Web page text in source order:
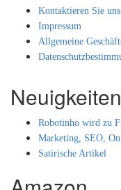
Kontaktieren Sie uns
Impressum
Allgemeine
Neuigkeiten
Robotinho wird zu
Marketing, SEO,
Satirische Artikel